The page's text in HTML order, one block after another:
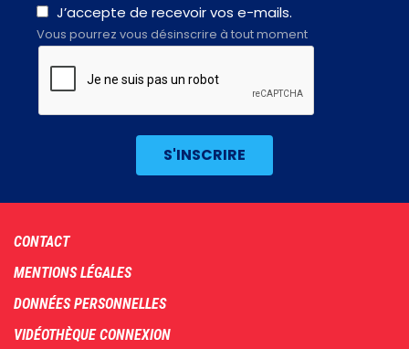
J’accepte de recevoir vos e-mails.
Vous pourrez vous désinscrire à tout moment
Footer
menu
CONTACT
MENTIONS LÉGALES
DONNÉES PERSONNELLES
VIDÉOTHÈQUE CONNEXION